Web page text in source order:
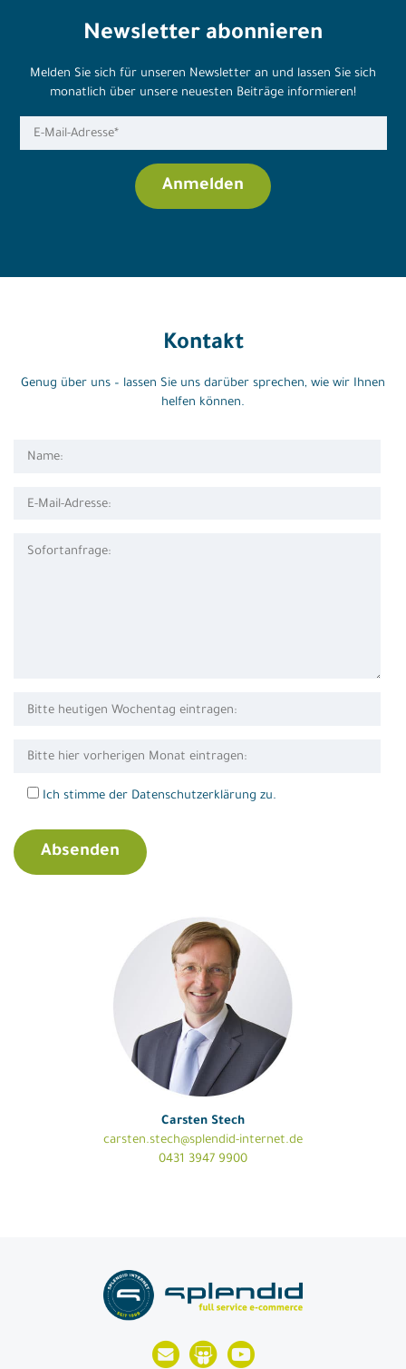
Newsletter abonnieren
Melden Sie sich für unseren Newsletter an und lassen Sie sich
monatlich über unsere neuesten Beiträge informieren!
Kontakt
Genug über uns – lassen Sie uns darüber sprechen, wie wir Ihnen
helfen können.
Ich stimme der Datenschutzerklärung zu.
Carsten Stech
carsten.stech@splendid-internet.de
0431 3947 9900